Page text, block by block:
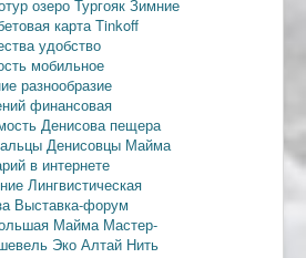
озеро Тургояк Зимние
картаTinkoff
удобство
мобильное
разнообразие
финансовая
Денисова пещера
Денисовцы Майма
в интернете
Лингвистическая
Выставка-форум
Майма Мастер-
Эко Алтай Нить